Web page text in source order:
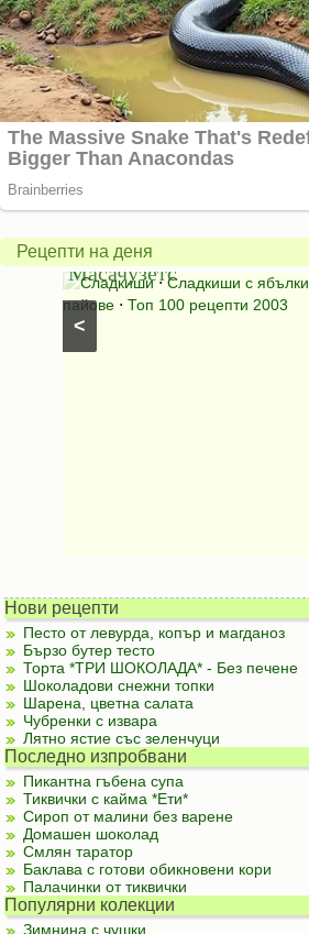
Рецепти на деня
<
Американски
ябълков
пай
от
Масачузетс
Сладкиши⋅Сладкиши с ябълки
пайове ⋅ Топ 100 рецепти 2003
Нови рецепти
Песто от левурда, копър и магданоз
Бързо бутер тесто
Торта *ТРИ ШОКОЛАДА* - Без печене
Шоколадови снежни топки
Шарена, цветна салата
Чубренки с извара
Лятно ястие със зеленчуци
Последно изпробвани
Пикантна гъбена супа
Тиквички с кайма *Ети*
Сироп от малини без варене
Домашен шоколад
Смлян таратор
Баклава с готови обикновени кори
Палачинки от тиквички
Популярни колекции
Зимнина с чушки